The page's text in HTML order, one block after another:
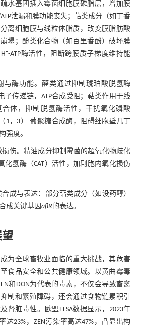
水基团插入霉菌细胞膜磷脂层，增加膜
泄漏和膜功能丧失；萜类成分（如丁香
离细胞膜与线粒体脂质，改变膜脂肪酸
塌；酚类化合物（如百里香酚）破坏膜
ATP酶活性，阻断跨膜质子梯度维持能
酶功能。醛类通过抑制琥珀酸脱氢酶
子传递链，ATP合成受阻；萜类作用于线
合体，抑制脱氢酶活性，干扰氧化磷酸
1，3）-葡聚糖合成酶，阻碍细胞壁几丁
强度。
伤。精油成分抑制霉菌的超氧化物歧化
化氢酶（CAT）活性，加剧胞内氧化损伤
成与表达：部分萜类成分（如没药醇）
成关键基因aflR 的表达。
望
为全球畜牧业面临的重大挑战，其危害
食品安全和公共健康领域。以黄曲霉毒
和DON为代表的毒素，不仅会导致畜禽
制和繁殖障碍，还会通过食物链累积引
肾脏毒性。欧盟EFSA数据显示，2023年
达23%，ZEN污染率高达47%，凸显出构